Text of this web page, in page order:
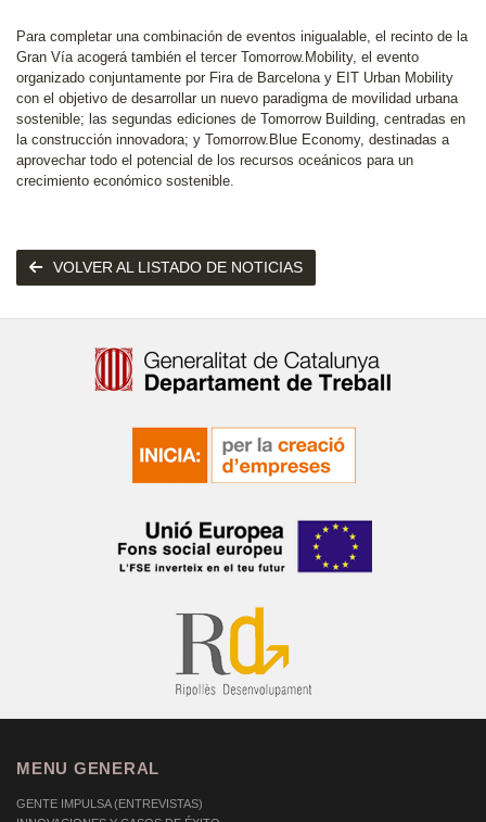
Para completar una combinación de eventos inigualable, el recinto de la
Gran Vía acogerá también el tercer Tomorrow.Mobility, el evento
organizado conjuntamente por Fira de Barcelona y EIT Urban Mobility
con el objetivo de desarrollar un nuevo paradigma de movilidad urbana
sostenible; las segundas ediciones de Tomorrow Building, centradas en
la construcción innovadora; y Tomorrow.Blue Economy, destinadas a
aprovechar todo el potencial de los recursos oceánicos para un
crecimiento económico sostenible.
VOLVER AL LISTADO DE NOTICIAS
MENU GENERAL
GENTE IMPULSA (ENTREVISTAS)